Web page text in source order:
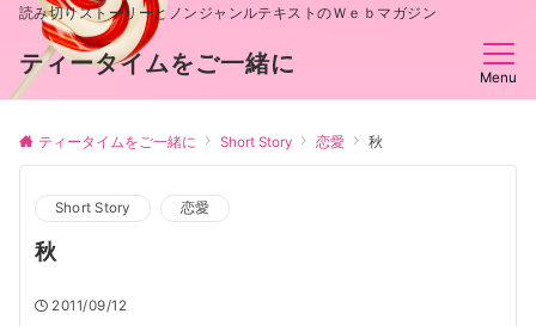
読み切りストーリーとノンジャンルテキストのＷｅｂマガジン
ティータイムをご一緒に Menu
ティータイムをご一緒に Short Story 恋愛 秋
Short Story 恋愛
秋
2011/09/12